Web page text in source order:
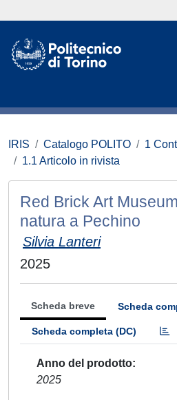
IRIS Catalogo POLITO
1
1.1 Articolo in rivista
Red Brick Art
natura a Pechino
Silvia Lanteri
2025
Scheda breve Scheda
Scheda completa (DC)
Anno del prodotto
2025